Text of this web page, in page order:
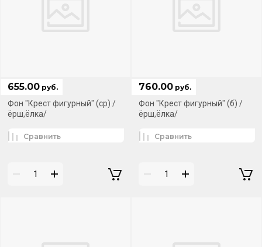
655.00 руб.
Фон "Крест фигурный" (ср) /
ёрш,ёлка/
Сравнить
760.00 руб.
Фон "Крест фигурный" (б) /
ёрш,ёлка/
Сравнить